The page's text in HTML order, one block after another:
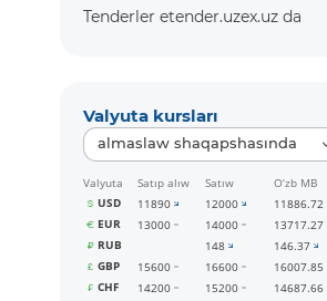
Tenderler etender.uzex.uz da
Valyuta kursları
almaslaw shaqapshasında
Valyuta Satıp alıw Satıw
O‘zb MB
USD
11890 12000
11886.72
EUR
13000 14000
13717.27
RUB
148
146.37
GBP
15600 16600
16007.85
CHF
14200 15200
14687.66